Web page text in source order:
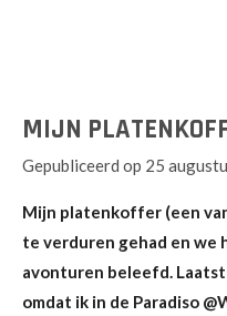
MIJN
Gepubliceerd op 25
Mijn platenkoffer (een
te verduren gehad en we
avonturen beleefd.
omdat ik in de Paradiso